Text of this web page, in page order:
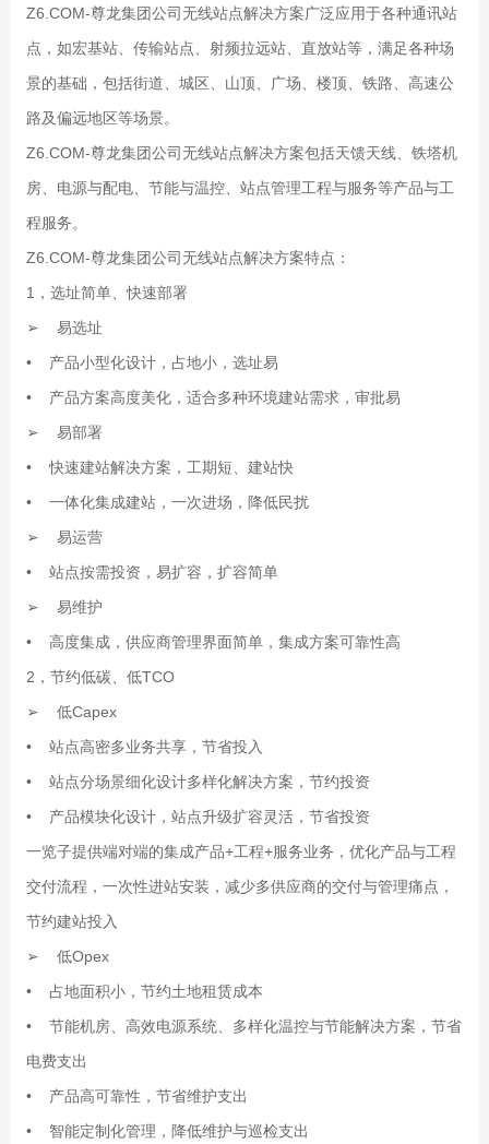
Z6.COM-尊龙集团公司无线站点解决方案广泛应用于各种通讯站
点，如宏基站、传输站点、射频拉远站、直放站等，满足各种场
景的基础，包括街道、城区、山顶、广场、楼顶、铁路、高速公
路及偏远地区等场景。
Z6.COM-尊龙集团公司无线站点解决方案包括天馈天线、铁塔机
房、电源与配电、节能与温控、站点管理工程与服务等产品与工
程服务。
Z6.COM-尊龙集团公司无线站点解决方案特点：
1，选址简单、快速部署
➢ 易选址
• 产品小型化设计，占地小，选址易
• 产品方案高度美化，适合多种环境建站需求，审批易
➢ 易部署
• 快速建站解决方案，工期短、建站快
• 一体化集成建站，一次进场，降低民扰
➢ 易运营
• 站点按需投资，易扩容，扩容简单
➢ 易维护
• 高度集成，供应商管理界面简单，集成方案可靠性高
2，节约低碳、低TCO
➢ 低Capex
• 站点高密多业务共享，节省投入
• 站点分场景细化设计多样化解决方案，节约投资
• 产品模块化设计，站点升级扩容灵活，节省投资
一览子提供端对端的集成产品+工程+服务业务，优化产品与工程
交付流程，一次性进站安装，减少多供应商的交付与管理痛点，
节约建站投入
➢ 低Opex
• 占地面积小，节约土地租赁成本
• 节能机房、高效电源系统、多样化温控与节能解决方案，节省
电费支出
• 产品高可靠性，节省维护支出
• 智能定制化管理，降低维护与巡检支出